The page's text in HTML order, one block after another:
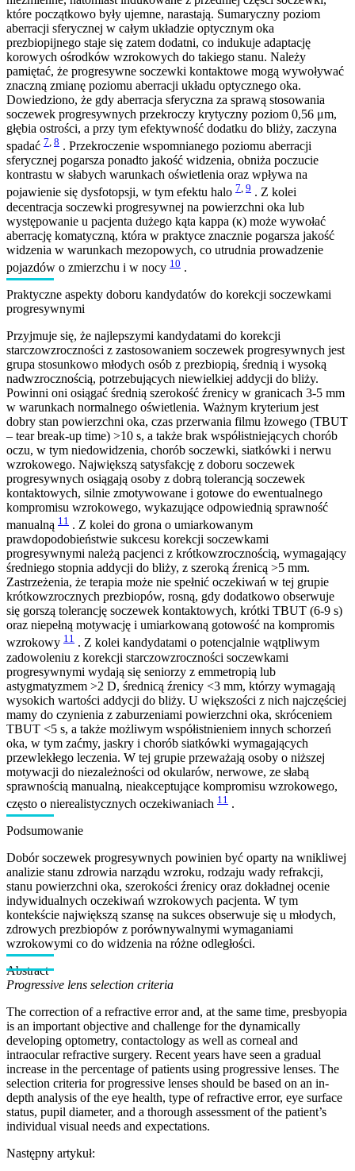
które początkowo były ujemne, narastają. Sumaryczny poziom
aberracji sferycznej w całym układzie optycznym oka
prezbiopijnego staje się zatem dodatni, co indukuje adaptację
korowych ośrodków wzrokowych do takiego stanu. Należy
pamiętać, że progresywne soczewki kontaktowe mogą wywoływać
znaczną zmianę poziomu aberracji układu optycznego oka.
Dowiedziono, że gdy aberracja sferyczna za sprawą stosowania
soczewek progresywnych przekroczy krytyczny poziom 0,56 μm,
głębia ostrości, a przy tym efektywność dodatku do bliży, zaczyna
spadać 7, 8 . Przekroczenie wspomnianego poziomu aberracji
sferycznej pogarsza ponadto jakość widzenia, obniża poczucie
kontrastu w słabych warunkach oświetlenia oraz wpływa na
pojawienie się dysfotopsji, w tym efektu halo 7, 9 . Z kolei
decentracja soczewki progresywnej na powierzchni oka lub
występowanie u pacjenta dużego kąta kappa (κ) może wywołać
aberrację komatyczną, która w praktyce znacznie pogarsza jakość
widzenia w warunkach mezopowych, co utrudnia prowadzenie
pojazdów o zmierzchu i w nocy 10 .
Praktyczne aspekty doboru kandydatów do korekcji soczewkami
progresywnymi
Przyjmuje się, że najlepszymi kandydatami do korekcji
starczowzroczności z zastosowaniem soczewek progresywnych jest
grupa stosunkowo młodych osób z prezbiopią, średnią i wysoką
nadwzrocznością, potrzebujących niewielkiej addycji do bliży.
Powinni oni osiągać średnią szerokość źrenicy w granicach 3-5 mm
w warunkach normalnego oświetlenia. Ważnym kryterium jest
dobry stan powierzchni oka, czas przerwania filmu łzowego (TBUT
– tear break-up time) >10 s, a także brak współistniejących chorób
oczu, w tym niedowidzenia, chorób soczewki, siatkówki i nerwu
wzrokowego. Największą satysfakcję z doboru soczewek
progresywnych osiągają osoby z dobrą tolerancją soczewek
kontaktowych, silnie zmotywowane i gotowe do ewentualnego
kompromisu wzrokowego, wykazujące odpowiednią sprawność
manualną 11 . Z kolei do grona o umiarkowanym
prawdopodobieństwie sukcesu korekcji soczewkami
progresywnymi należą pacjenci z krótkowzrocznością, wymagający
średniego stopnia addycji do bliży, z szeroką źrenicą >5 mm.
Zastrzeżenia, że terapia może nie spełnić oczekiwań w tej grupie
krótkowzrocznych prezbiopów, rosną, gdy dodatkowo obserwuje
się gorszą tolerancję soczewek kontaktowych, krótki TBUT (6-9 s)
oraz niepełną motywację i umiarkowaną gotowość na kompromis
wzrokowy 11 . Z kolei kandydatami o potencjalnie wątpliwym
zadowoleniu z korekcji starczowzroczności soczewkami
progresywnymi wydają się seniorzy z emmetropią lub
astygmatyzmem >2 D, średnicą źrenicy <3 mm, którzy wymagają
wysokich wartości addycji do bliży. U większości z nich najczęściej
mamy do czynienia z zaburzeniami powierzchni oka, skróceniem
TBUT <5 s, a także możliwym współistnieniem innych schorzeń
oka, w tym zaćmy, jaskry i chorób siatkówki wymagających
przewlekłego leczenia. W tej grupie przeważają osoby o niższej
motywacji do niezależności od okularów, nerwowe, ze słabą
sprawnością manualną, nieakceptujące kompromisu wzrokowego,
często o nierealistycznych oczekiwaniach 11 .
Podsumowanie
Dobór soczewek progresywnych powinien być oparty na wnikliwej
analizie stanu zdrowia narządu wzroku, rodzaju wady refrakcji,
stanu powierzchni oka, szerokości źrenicy oraz dokładnej ocenie
indywidualnych oczekiwań wzrokowych pacjenta. W tym
kontekście największą szansę na sukces obserwuje się u młodych,
zdrowych prezbiopów z porównywalnymi wymaganiami
wzrokowymi co do widzenia na różne odległości.
Abstract
Progressive lens selection criteria
The correction of a refractive error and, at the same time, presbyopia
is an important objective and challenge for the dynamically
developing optometry, contactology as well as corneal and
intraocular refractive surgery. Recent years have seen a gradual
increase in the percentage of patients using progressive lenses. The
selection criteria for progressive lenses should be based on an in-
depth analysis of the eye health, type of refractive error, eye surface
status, pupil diameter, and a thorough assessment of the patient’s
individual visual needs and expectations.
Następny artykuł: